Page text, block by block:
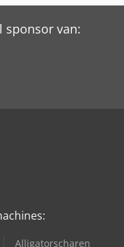
sponsor van:
Alligatorscharen